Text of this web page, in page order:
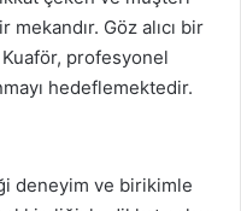
Göz alıcı bir
profesyonel
hedeflemektedir.
deneyim ve birikimle